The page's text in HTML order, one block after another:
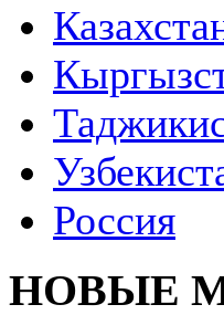
Россия
НОВЫЕ